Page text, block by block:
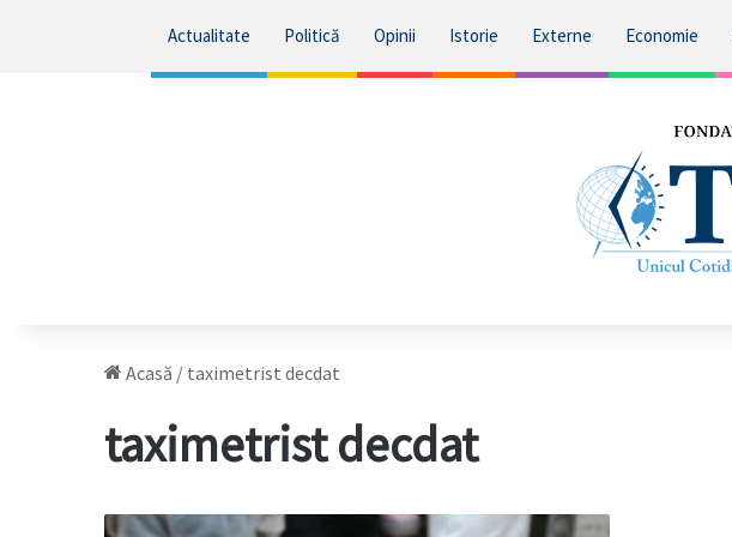
Actualitate Politică Opinii Istorie Externe Economie
Acasă / taximetrist decdat
taximetrist decdat
Buiucani: